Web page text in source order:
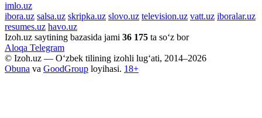
imlo.uz
ibora.uz salsa.uz skripka.uz slovo.uz television.uz vatt.uz iboralar.uz
resumes.uz havo.uz
Izoh.uz saytining bazasida jami 36 175 ta so‘z bor
Aloqa Telegram
© Izoh.uz — O‘zbek tilining izohli lug‘ati, 2014–2026
Obuna va GoodGroup loyihasi. 18+